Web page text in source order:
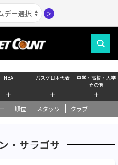
＞
NBA
＋
バスケ日本代表
＋
中学・高校・大学
その他
＋
順位 スタッツ クラブ
・サラゴサ